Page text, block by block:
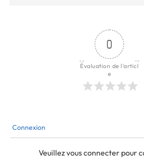
0
Évaluation de l'articl
e
Connexion
Veuillez vous connecter pour